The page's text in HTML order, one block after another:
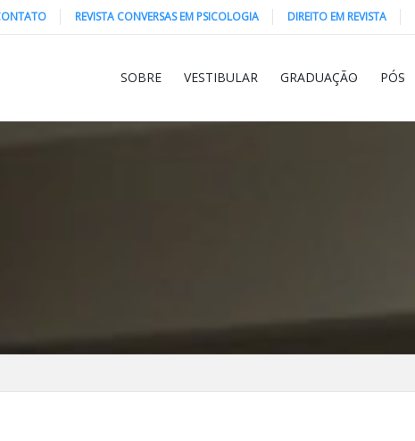
REVISTA CONVERSAS EM PSICOLOGIA DIREITO EM REVISTA
SOBRE VESTIBULAR GRADUAÇÃO PÓS